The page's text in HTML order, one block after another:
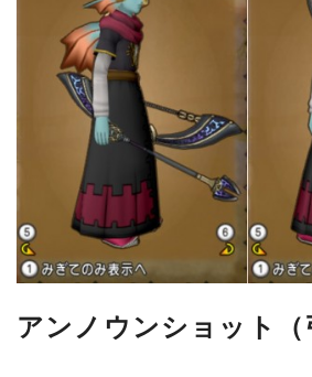
アンノウンショット（